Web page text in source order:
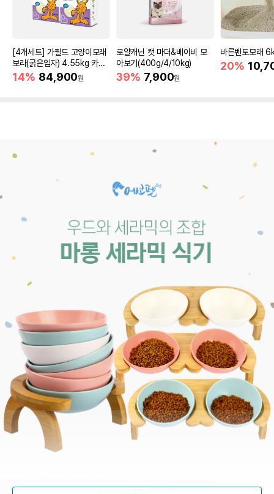
[4개세트] 가필드 고양이모래
보라(굵은입자) 4.55kg 카사
바모래
14% 84,900원
로얄캐닌 캣 마더&베이비 모
아보기(400g/4/10kg)
39% 7,900원
바른벤토모래
20%